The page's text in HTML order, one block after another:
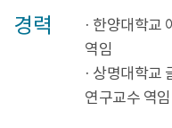
경력
· 한양대학교
역임
· 상명대학교
연구교수 역임